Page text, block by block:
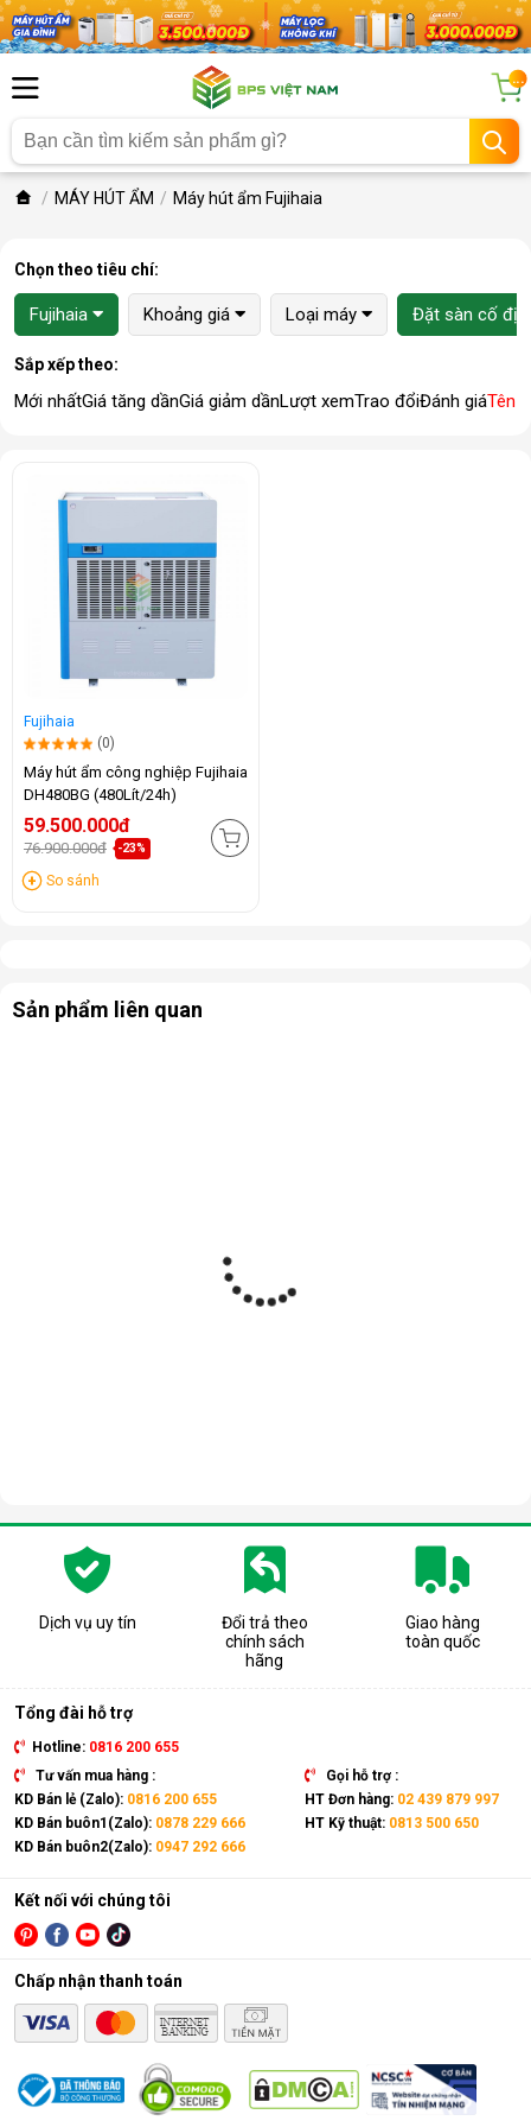
...
MÁY HÚT ẨM Máy hút ẩm Fujihaia
Chọn theo tiêu chí:
Fujihaia Khoảng giá Loại máy Đặt sàn cố
Sắp xếp theo:
Mới nhấtGiá tăng dầnGiá giảm dầnLượt xemTrao đổiĐánh giáTên
Fujihaia
(0)
Máy hút ẩm công nghiệp Fujihaia
DH480BG (480Lít/24h)
59.500.000đ
76.900.000đ -23%
So sánh
Sản phẩm liên quan
Dịch vụ uy tín
Đổi trả theo
chính sách
hãng
Giao hàng
toàn quốc
Tổng đài hỗ trợ
Hotline: 0816 200 655
Tư vấn mua hàng :
KD Bán lẻ (Zalo): 0816 200 655
KD Bán buôn1(Zalo): 0878 229 666
KD Bán buôn2(Zalo): 0947 292 666
Gọi hỗ trợ :
HT Đơn hàng: 02 439 879 997
HT Kỹ thuật: 0813 500 650
Kết nối với chúng tôi
Chấp nhận thanh toán